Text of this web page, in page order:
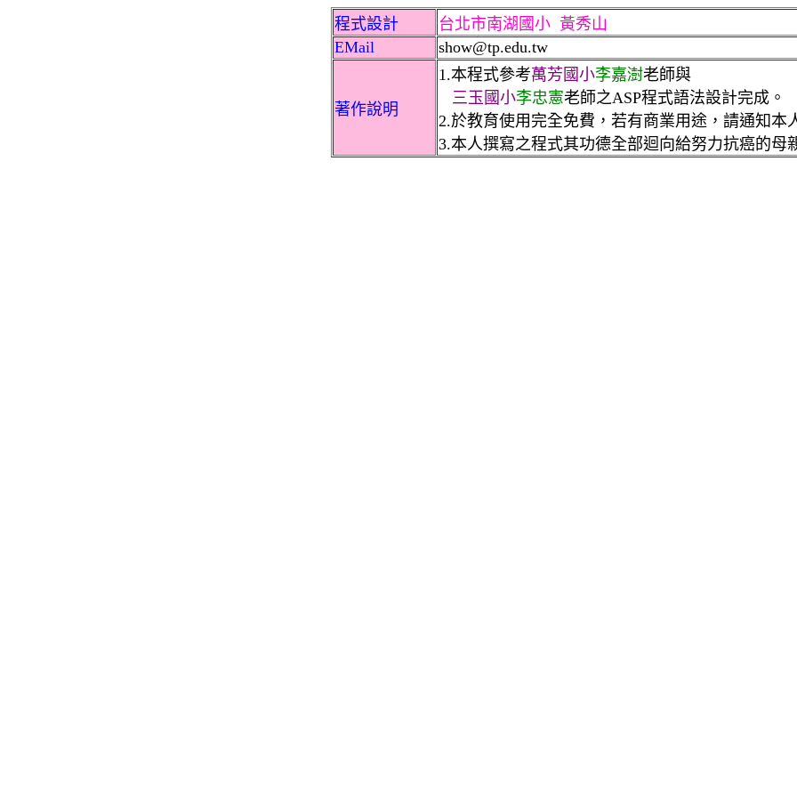
程式設計 台北市南湖國小 黃秀山
EMail
show@tp.edu.tw
著作說明
1.本程式參考萬芳國小李嘉澍老師與
三玉國小李忠憲老師之ASP程式語法設計完成。
2.於教育使用完全免費，若有商業用途，請通知本
3.本人撰寫之程式其功德全部迴向給努力抗癌的母